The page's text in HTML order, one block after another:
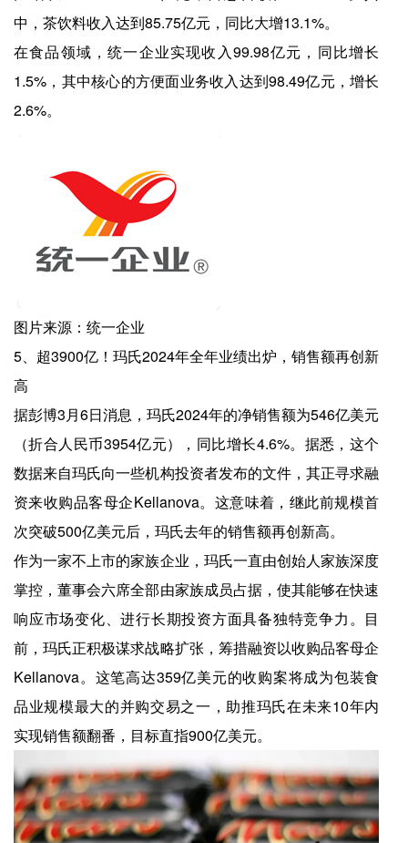
中，茶饮料收入达到85.75亿元，同比大增13.1%。
在食品领域，统一企业实现收入99.98亿元，同比增长
1.5%，其中核心的方便面业务收入达到98.49亿元，增长
2.6%。
图片来源：统一企业
5、超3900亿！玛氏2024年全年业绩出炉，销售额再创新
高
据彭博3月6日消息，玛氏2024年的净销售额为546亿美元
（折合人民币3954亿元），同比增长4.6%。据悉，这个
数据来自玛氏向一些机构投资者发布的文件，其正寻求融
资来收购品客母企Kellanova。这意味着，继此前规模首
次突破500亿美元后，玛氏去年的销售额再创新高。
作为一家不上市的家族企业，玛氏一直由创始人家族深度
掌控，董事会六席全部由家族成员占据，使其能够在快速
响应市场变化、进行长期投资方面具备独特竞争力。目
前，玛氏正积极谋求战略扩张，筹措融资以收购品客母企
Kellanova。这笔高达359亿美元的收购案将成为包装食
品业规模最大的并购交易之一，助推玛氏在未来10年内
实现销售额翻番，目标直指900亿美元。